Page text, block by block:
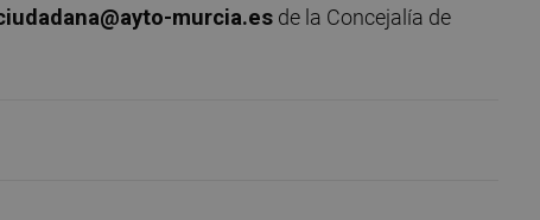
murcia.es de la Concejalía de